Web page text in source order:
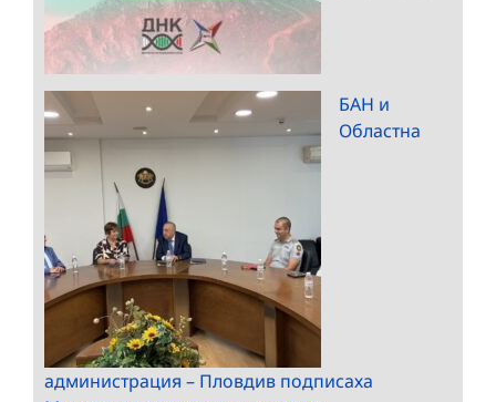
БАН и
Областна
администрация – Пловдив подписаха